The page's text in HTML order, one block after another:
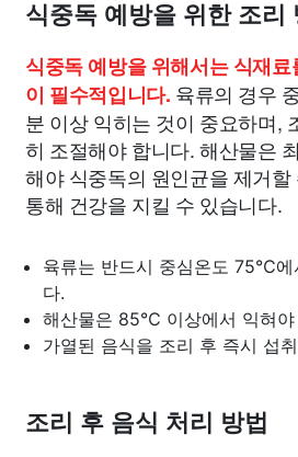
식중독 예방을 위한 조리
식중독 예방을 위해서는 식재
이 필수적입니다. 육류의 경우
분 이상 익히는 것이 중요하며,
히 조절해야 합니다. 해산물은
해야 식중독의 원인균을 제거
통해 건강을 지킬 수 있습니다.
육류는 반드시 중심온도 75℃에
다.
해산물은 85℃ 이상에서 익혀야
가열된 음식을 조리 후 즉시 섭
조리 후 음식 처리 방법